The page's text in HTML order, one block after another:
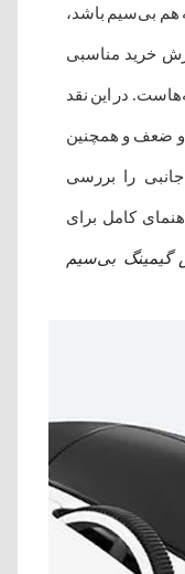
هم بی‌سیم باشد،
خرید مناسبی
در این نقد
و ضعف و همچنین
را بررسی
کامل برای
گیمینگ بی‌سیم